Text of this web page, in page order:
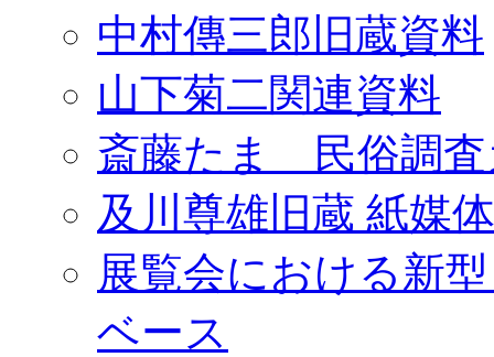
中村傳三郎旧蔵資料
山下菊二関連資料
斎藤たま 民俗調査
及川尊雄旧蔵 紙媒
展覧会における新
ベース